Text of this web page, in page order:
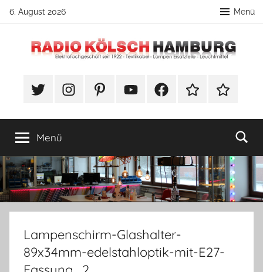
Zum
springen
6. August 2026 Menü
Radio
Hamburg
Lampenbau
#TwitterInstagramPinterestYouTubeFacebookTikTok Webshop
Menü
Lampenschirm-Glashalter-
89x34mm-edelstahloptik-mit-E27-